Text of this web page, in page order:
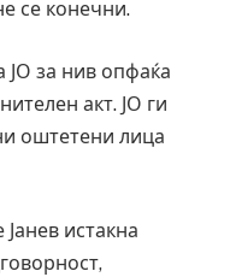
се конечни.
ЈО за нив опфаќа
акт. ЈО ги
оштетени лица
истакна